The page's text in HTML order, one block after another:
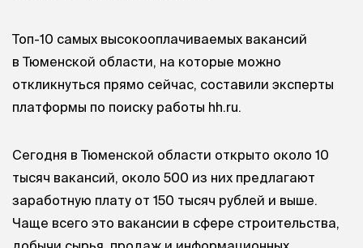
Топ-10 самых высокооплачиваемых вакансий
в Тюменской области, на которые можно
откликнуться прямо сейчас, составили эксперты
платформы по поиску работы hh.ru.
Сегодня в Тюменской области открыто около 10
тысяч вакансий, около 500 из них предлагают
заработную плату от 150 тысяч рублей и выше.
Чаще всего это вакансии в сфере строительства,